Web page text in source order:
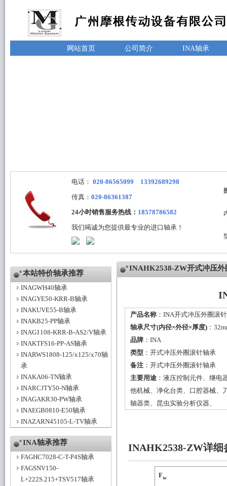
网站首页 公司简介 INA轴承
电话： 020-86565099 13392689298
传真： 020-86361387
24小时销售服务热线： 18578786582
我们竭诚为您提供最专业的进口轴承！
本站特价轴承推荐
INAGWH40轴承
INAGYE50-KRR-B轴承
INAKUVE55-B轴承
INAKB25-PP轴承
INAG1108-KRR-B-AS2/V轴承
INAKTFS16-PP-AS轴承
INARWS1808-125/x125/x70轴
承
INAKA06-TN轴承
INARCJTY50-N轴承
INAGAKR30-PW轴承
INAEGB0810-E50轴承
INAZARN45105-L-TV轴承
INA轴承推荐
FAGHC7028-C-T-P4S轴承
FAGSNV150-
L+222S.215+TSV517轴承
INAHK2538-ZW开式冲压外
产品名称 ：INA开式冲压外圈滚
轴承尺寸(内径×外径×厚度) ：
品牌 ： INA
类型 ： 开式冲压外圈滚针轴承
备注 ：开式冲压外圈滚针轴承
主要用途 ：液压控制元件、继电
他机械、净化台类、口腔器械、
轴器类、昆虫实验分析仪器、
INAHK2538-ZW详细
Fw